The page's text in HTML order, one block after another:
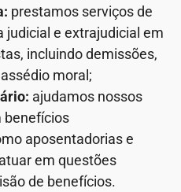
prestamos serviços de
judicial e extrajudicial em
incluindo demissões,
moral;
ajudamos nossos
benefícios
aposentadorias e
em questões
de benefícios.